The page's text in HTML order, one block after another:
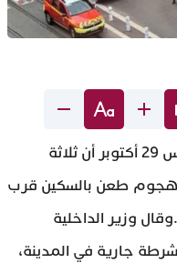
قالت الشرطة الفرنسية اليوم الخميس 29 أكتوبر أن ثلاثة
هجوم طعن بالسكين قرب
وزير الداخلية
جارية في المدينة،